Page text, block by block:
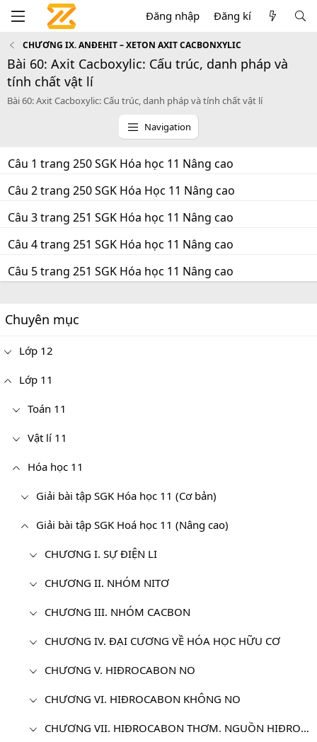
Đăng nhập Đăng kí
CHƯƠNG IX. ANĐEHIT – XETON AXIT CACBONXYLIC
Bài 60: Axit Cacboxylic: Cấu trúc, danh pháp và
tính chất vật lí
Bài 60: Axit Cacboxylic: Cấu trúc, danh pháp và tính chất vật lí
Navigation
Câu 1 trang 250 SGK Hóa học 11 Nâng cao
Câu 2 trang 250 SGK Hóa Học 11 Nâng cao
Câu 3 trang 251 SGK Hóa học 11 Nâng cao
Câu 4 trang 251 SGK Hóa học 11 Nâng cao
Câu 5 trang 251 SGK Hóa học 11 Nâng cao
Chuyên mục
Lớp 12
Lớp 11
Toán 11
Vật lí 11
Hóa học 11
Giải bài tập SGK Hóa học 11 (Cơ bản)
Giải bài tập SGK Hoá học 11 (Nâng cao)
CHƯƠNG I. SỰ ĐIỆN LI
CHƯƠNG II. NHÓM NITƠ
CHƯƠNG III. NHÓM CACBON
CHƯƠNG IV. ĐẠI CƯƠNG VỀ HÓA HỌC HỮU CƠ
CHƯƠNG V. HIĐROCABON NO
CHƯƠNG VI. HIĐROCABON KHÔNG NO
CHƯƠNG VII. HIĐROCABON THƠM. NGUỒN HIĐROCABON THIÊN NHIÊN